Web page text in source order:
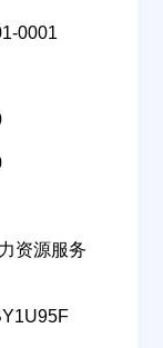
0001
资源服务